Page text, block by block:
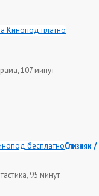
107 минут
Слизняк
95 минут